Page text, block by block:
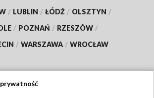
/ LUBLIN / ŁÓDŹ / OLSZTYN /
/ POZNAŃ / RZESZÓW /
/ WARSZAWA / WROCŁAW